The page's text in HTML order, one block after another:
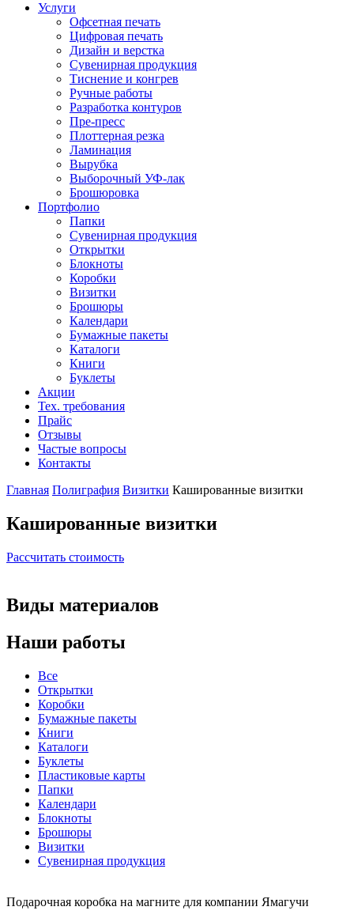
Услуги
Офсетная печать
Цифровая печать
Дизайн и верстка
Сувенирная продукция
Тиснение и конгрев
Ручные работы
Разработка контуров
Пре-пресс
Плоттерная резка
Ламинация
Вырубка
Выборочный УФ-лак
Брошюровка
Портфолио
Папки
Сувенирная продукция
Открытки
Блокноты
Коробки
Визитки
Брошюры
Календари
Бумажные пакеты
Каталоги
Книги
Буклеты
Акции
Тех. требования
Прайс
Отзывы
Частые вопросы
Контакты
Главная Полиграфия Визитки Кашированные визитки
Кашированные визитки
Рассчитать стоимость
Виды материалов
Наши работы
Все
Открытки
Коробки
Бумажные пакеты
Книги
Каталоги
Буклеты
Пластиковые карты
Папки
Календари
Блокноты
Брошюры
Визитки
Сувенирная продукция
Подарочная коробка на магните для компании Ямагучи